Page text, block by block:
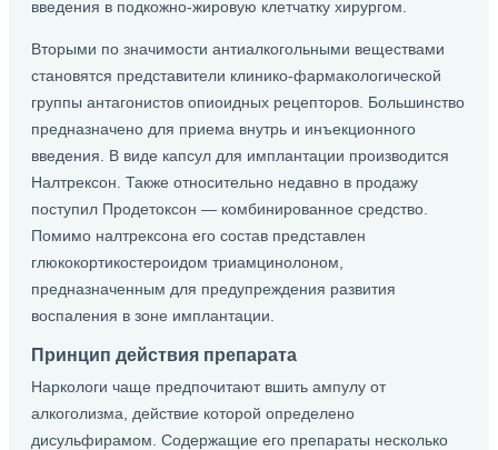
введения в подкожно-жировую клетчатку хирургом.
Вторыми по значимости антиалкогольными веществами
становятся представители клинико-фармакологической
группы антагонистов опиоидных рецепторов. Большинство
предназначено для приема внутрь и инъекционного
введения. В виде капсул для имплантации производится
Налтрексон. Также относительно недавно в продажу
поступил Продетоксон — комбинированное средство.
Помимо налтрексона его состав представлен
глюкокортикостероидом триамцинолоном,
предназначенным для предупреждения развития
воспаления в зоне имплантации.
Принцип действия препарата
Наркологи чаще предпочитают вшить ампулу от
алкоголизма, действие которой определено
дисульфирамом. Содержащие его препараты несколько